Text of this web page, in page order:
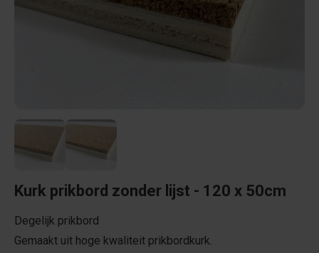
Kurk prikbord zonder lijst - 120 x 50cm
Degelijk prikbord
Gemaakt uit hoge kwaliteit prikbordkurk.